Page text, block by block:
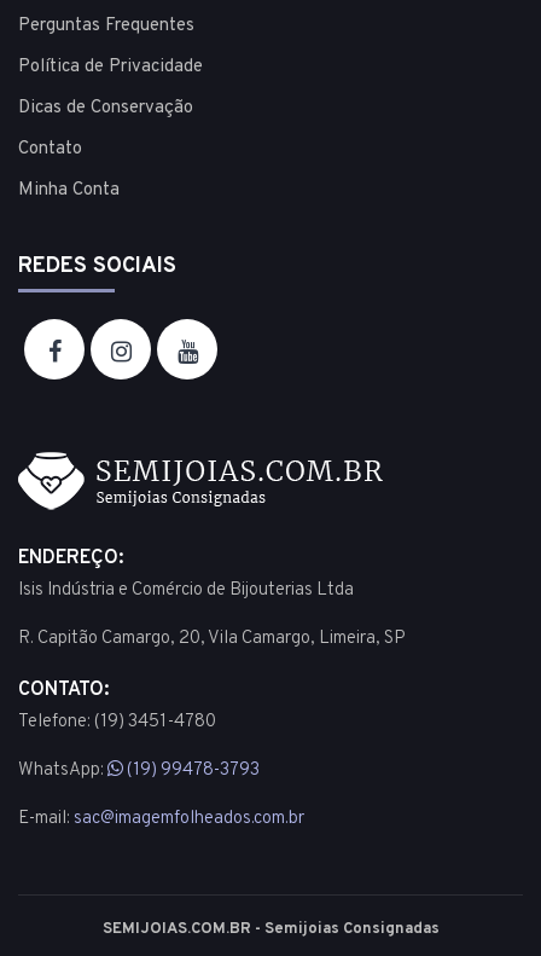
Perguntas Frequentes
Política de Privacidade
Dicas de Conservação
Contato
Minha Conta
REDES SOCIAIS
ENDEREÇO:
Isis Indústria e Comércio de Bijouterias Ltda
R. Capitão Camargo, 20, Vila Camargo, Limeira, SP
CONTATO:
Telefone: (19) 3451-4780
WhatsApp: (19) 99478-3793
E-mail: sac@imagemfolheados.com.br
SEMIJOIAS.COM.BR - Semijoias Consignadas